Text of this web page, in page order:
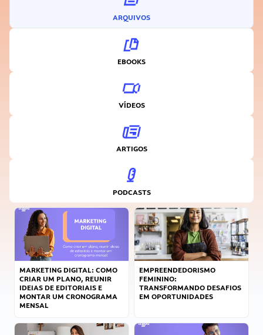
ARQUIVOS
EBOOKS
VÍDEOS
ARTIGOS
PODCASTS
MARKETING DIGITAL: COMO
CRIAR UM PLANO, REUNIR
IDEIAS DE EDITORIAIS E
MONTAR UM CRONOGRAMA
MENSAL
EMPREENDEDORISMO
FEMININO:
TRANSFORMANDO DESAFIOS
EM OPORTUNIDADES